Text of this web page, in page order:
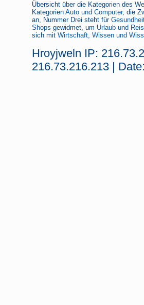
Übersicht über die Kategorien des
Kategorien Auto und Computer, die
an, Nummer Drei steht für
Shops gewidmet, um Urlaub und
sich mit Wirtschaft, Wissen und
Hroyjweln IP:
216.73.216.213 |